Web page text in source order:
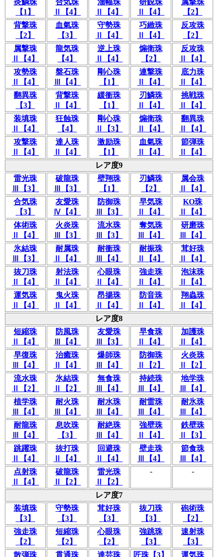
炎鱗珠
【1】
合気珠
Ⅱ【4】
溜幅珠
Ⅱ【4】
研鋭珠
Ⅱ【4】
属撃珠
【2】
背撃珠
【2】
血氣珠
【3】
守勢珠
Ⅱ【4】
巧緻珠
Ⅱ【4】
反攻珠
【2】
属撃珠
Ⅱ【4】
龍気珠
【4】
逆上珠
Ⅱ【4】
煽衛珠
【2】
反攻珠
Ⅱ【4】
攻勢珠
Ⅱ【4】
盤石珠
Ⅲ【4】
剛心珠
【1】
連撃珠
Ⅱ【4】
底力珠
Ⅱ【4】
翻異珠
【3】
背撃珠
Ⅱ【4】
緩衝珠
【1】
刃鱗珠
Ⅱ【4】
挑戦珠
Ⅱ【4】
装填珠
Ⅱ【4】
狂蝕珠
【4】
剛心珠
Ⅱ【3】
煽衛珠
Ⅱ【4】
翻異珠
Ⅱ【4】
攻撃珠
Ⅱ【4】
達人珠
Ⅱ【4】
激励珠
【1】
血氣珠
Ⅱ【4】
節弾珠
Ⅱ【4】
レア度9
雷光珠
Ⅲ【3】
破龍珠
Ⅲ【3】
壁翔珠
【1】
刃鱗珠
【2】
属会珠
Ⅱ【4】
合気珠
【3】
友愛珠
Ⅳ【4】
防御珠
Ⅲ【3】
早気珠
Ⅱ【4】
KO珠
Ⅱ【4】
体術珠
Ⅱ【4】
火炎珠
Ⅲ【3】
流水珠
Ⅲ【3】
奪気珠
Ⅲ【4】
研磨珠
Ⅲ【4】
氷結珠
Ⅲ【3】
耐属珠
Ⅱ【4】
耐衝珠
Ⅲ【4】
耐振珠
Ⅱ【4】
茸好珠
Ⅱ【4】
抜刀珠
Ⅱ【4】
射法珠
Ⅱ【4】
心眼珠
Ⅱ【4】
強走珠
Ⅱ【4】
泡沫珠
Ⅱ【4】
運気珠
Ⅱ【4】
鬼火珠
Ⅱ【4】
昂揚珠
Ⅱ【4】
防音珠
Ⅱ【4】
翔蟲珠
Ⅱ【4】
レア度8
短縮珠
Ⅱ【4】
防風珠
Ⅲ【4】
友愛珠
Ⅲ【3】
早食珠
Ⅱ【4】
加護珠
Ⅱ【4】
早復珠
Ⅲ【4】
治癒珠
Ⅱ【4】
爆師珠
Ⅲ【4】
防御珠
Ⅱ【2】
火炎珠
Ⅱ【2】
流水珠
Ⅱ【2】
氷結珠
Ⅱ【2】
無食珠
Ⅲ【4】
持続珠
Ⅲ【4】
地学珠
Ⅲ【4】
植学珠
Ⅲ【4】
耐火珠
Ⅲ【4】
耐水珠
Ⅲ【4】
耐雷珠
Ⅲ【4】
耐氷珠
Ⅲ【4】
耐龍珠
Ⅲ【4】
息吹珠
【3】
耐絶珠
Ⅲ【4】
強壁珠
Ⅱ【4】
鉄壁珠
Ⅱ【3】
跳躍珠
Ⅱ【4】
抜打珠
Ⅱ【4】
回避珠
Ⅱ【4】
壁走珠
Ⅲ【4】
節食珠
Ⅲ【4】
点射珠
Ⅱ【4】
破龍珠
Ⅱ【2】
雷光珠
Ⅱ【2】
- -
レア度7
装填珠
【3】
守勢珠
【3】
茸好珠
【3】
抜刀珠
【3】
砲術珠
【2】
強走珠
【2】
短縮珠
【2】
心眼珠
【2】
強跳珠
【3】
速射珠
【3】
散弾珠
貫通珠 達芸珠 匠珠【3】 運気珠